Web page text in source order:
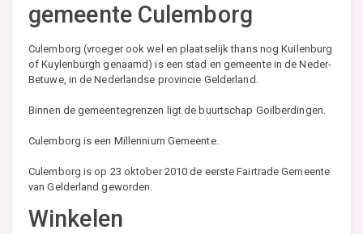
gemeente Culemborg
Culemborg (vroeger ook wel en plaatselijk thans nog Kuilenburg
of Kuylenburgh genaamd) is een stad en gemeente in de Neder-
Betuwe, in de Nederlandse provincie Gelderland.
Binnen de gemeentegrenzen ligt de buurtschap Goilberdingen.
Culemborg is een Millennium Gemeente.
Culemborg is op 23 oktober 2010 de eerste Fairtrade Gemeente
van Gelderland geworden.
Winkelen